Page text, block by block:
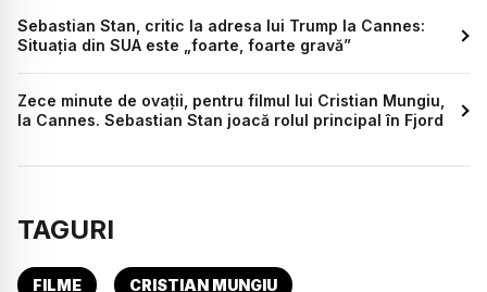
Sebastian Stan, critic la adresa lui Trump la Cannes:
Situația din SUA este „foarte, foarte gravă”
Zece minute de ovații, pentru filmul lui Cristian Mungiu,
la Cannes. Sebastian Stan joacă rolul principal în Fjord
TAGURI
FILME CRISTIAN MUNGIU